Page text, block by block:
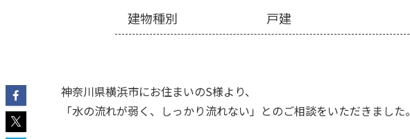
建物種別 戸建
神奈川県横浜市にお住まいのS様より、
「水の流れが弱く、しっかり流れない」とのご相談をいただきました。